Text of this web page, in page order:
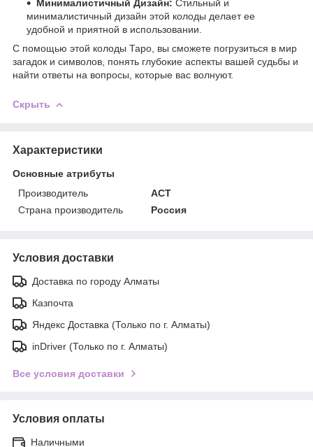
Минималистичный Дизайн: Стильный и
минималистичный дизайн этой колоды делает ее
удобной и приятной в использовании.
С помощью этой колоды Таро, вы сможете погрузиться в мир
загадок и символов, понять глубокие аспекты вашей судьбы и
найти ответы на вопросы, которые вас волнуют.
Скрыть
Характеристики
Основные атрибуты
Производитель
АСТ
Страна производитель
Россия
Условия доставки
Доставка по городу Алматы
Казпочта
Яндекс Доставка (Только по г. Алматы)
inDriver (Только по г. Алматы)
Все условия доставки
Условия оплаты
Наличными